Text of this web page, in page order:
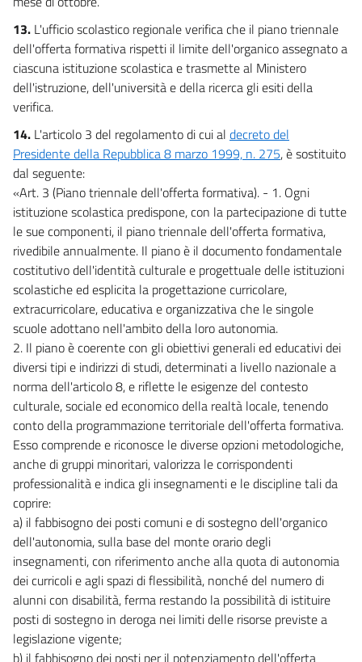
13. L'ufficio scolastico regionale verifica che il piano triennale
dell'offerta formativa rispetti il limite dell'organico assegnato a
ciascuna istituzione scolastica e trasmette al Ministero
dell'istruzione, dell'università e della ricerca gli esiti della
verifica.
14. L'articolo 3 del regolamento di cui al decreto del
Presidente della Repubblica 8 marzo 1999, n. 275, è sostituito
dal seguente:
«Art. 3 (Piano triennale dell'offerta formativa). - 1. Ogni
istituzione scolastica predispone, con la partecipazione di tutte
le sue componenti, il piano triennale dell'offerta formativa,
rivedibile annualmente. Il piano è il documento fondamentale
costitutivo dell'identità culturale e progettuale delle istituzioni
scolastiche ed esplicita la progettazione curricolare,
extracurricolare, educativa e organizzativa che le singole
scuole adottano nell'ambito della loro autonomia.
2. Il piano è coerente con gli obiettivi generali ed educativi dei
diversi tipi e indirizzi di studi, determinati a livello nazionale a
norma dell'articolo 8, e riflette le esigenze del contesto
culturale, sociale ed economico della realtà locale, tenendo
conto della programmazione territoriale dell'offerta formativa.
Esso comprende e riconosce le diverse opzioni metodologiche,
anche di gruppi minoritari, valorizza le corrispondenti
professionalità e indica gli insegnamenti e le discipline tali da
coprire:
a) il fabbisogno dei posti comuni e di sostegno dell'organico
dell'autonomia, sulla base del monte orario degli
insegnamenti, con riferimento anche alla quota di autonomia
dei curricoli e agli spazi di flessibilità, nonché del numero di
alunni con disabilità, ferma restando la possibilità di istituire
posti di sostegno in deroga nei limiti delle risorse previste a
legislazione vigente;
b) il fabbisogno dei posti per il potenziamento dell'offerta